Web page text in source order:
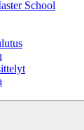
School